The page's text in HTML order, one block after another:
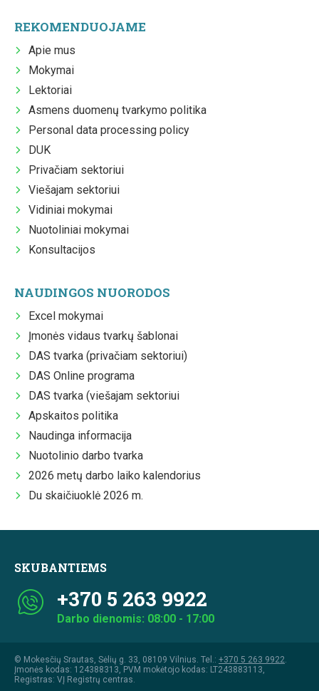
REKOMENDUOJAME
Apie mus
Mokymai
Lektoriai
Asmens duomenų tvarkymo politika
Personal data processing policy
DUK
Privačiam sektoriui
Viešajam sektoriui
Vidiniai mokymai
Nuotoliniai mokymai
Konsultacijos
NAUDINGOS NUORODOS
Excel mokymai
Įmonės vidaus tvarkų šablonai
DAS tvarka (privačiam sektoriui)
DAS Online programa
DAS tvarka (viešajam sektoriui
Apskaitos politika
Naudinga informacija
Nuotolinio darbo tvarka
2026 metų darbo laiko kalendorius
Du skaičiuoklė 2026 m.
SKUBANTIEMS
+370 5 263 9922
Darbo dienomis: 08:00 - 17:00
© Mokesčių Srautas, Sėlių g. 33, 08109 Vilnius. Tel.: +370 5 263 9922
Įmonės kodas: 124388313, PVM mokėtojo kodas: LT243883113,
Registras: VĮ Registrų centras.